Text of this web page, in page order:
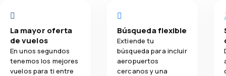
La mayor oferta
de vuelos
En unos segundos
tenemos los mejores
vuelos para ti entre
Búsqueda flexible
Extiende tu
búsqueda para incluir
aeropuertos
cercanos y una